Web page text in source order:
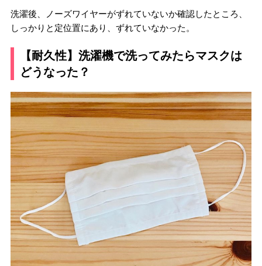
洗濯後、ノーズワイヤーがずれていないか確認したところ、
しっかりと定位置にあり、ずれていなかった。
【耐久性】洗濯機で洗ってみたらマスクは
どうなった？